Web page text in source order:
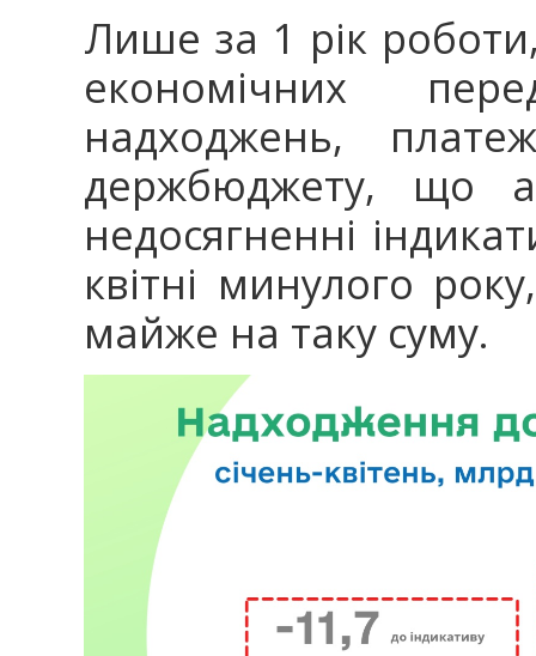
Лише за 1 рік роботи,
економічних
надходжень,
держбюджету, що
недосягненні
квітні минулого
майже на таку суму.